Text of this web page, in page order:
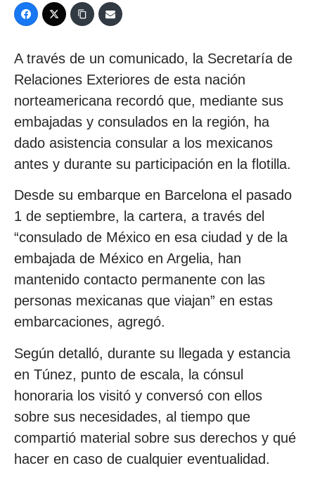
A través de un comunicado, la Secretaría de
Relaciones Exteriores de esta nación
norteamericana recordó que, mediante sus
embajadas y consulados en la región, ha
dado asistencia consular a los mexicanos
antes y durante su participación en la flotilla.
Desde su embarque en Barcelona el pasado
1 de septiembre, la cartera, a través del
“consulado de México en esa ciudad y de la
embajada de México en Argelia, han
mantenido contacto permanente con las
personas mexicanas que viajan” en estas
embarcaciones, agregó.
Según detalló, durante su llegada y estancia
en Túnez, punto de escala, la cónsul
honoraria los visitó y conversó con ellos
sobre sus necesidades, al tiempo que
compartió material sobre sus derechos y qué
hacer en caso de cualquier eventualidad.